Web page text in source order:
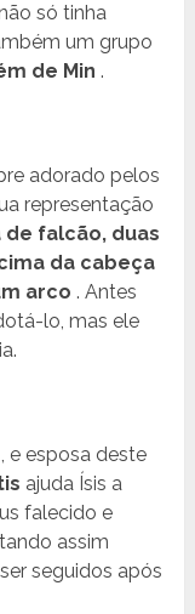
só tinha
um grupo
de Min .
adorado pelos
representação
falcão, duas
da cabeça
arco . Antes
lo, mas ele
, e esposa deste
ajuda Ísis a
falecido e
assim
seguidos após